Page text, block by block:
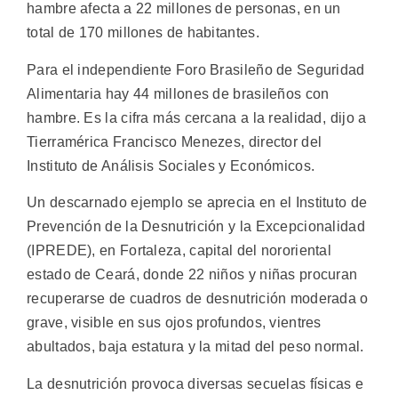
hambre afecta a 22 millones de personas, en un
total de 170 millones de habitantes.
Para el independiente Foro Brasileño de Seguridad
Alimentaria hay 44 millones de brasileños con
hambre. Es la cifra más cercana a la realidad, dijo a
Tierramérica Francisco Menezes, director del
Instituto de Análisis Sociales y Económicos.
Un descarnado ejemplo se aprecia en el Instituto de
Prevención de la Desnutrición y la Excepcionalidad
(IPREDE), en Fortaleza, capital del nororiental
estado de Ceará, donde 22 niños y niñas procuran
recuperarse de cuadros de desnutrición moderada o
grave, visible en sus ojos profundos, vientres
abultados, baja estatura y la mitad del peso normal.
La desnutrición provoca diversas secuelas físicas e